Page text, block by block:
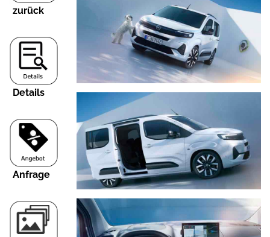
zurück
Details
Anfrage